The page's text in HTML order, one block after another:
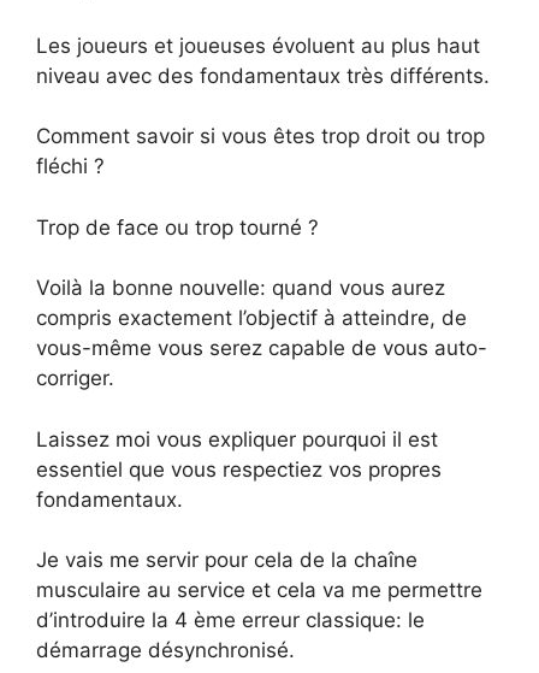
Les joueurs et joueuses évoluent au plus haut
niveau avec des fondamentaux très différents.
Comment savoir si vous êtes trop droit ou trop
fléchi ?
Trop de face ou trop tourné ?
Voilà la bonne nouvelle: quand vous aurez
compris exactement l’objectif à atteindre, de
vous-même vous serez capable de vous auto-
corriger.
Laissez moi vous expliquer pourquoi il est
essentiel que vous respectiez vos propres
fondamentaux.
Je vais me servir pour cela de la chaîne
musculaire au service et cela va me permettre
d’introduire la 4 ème erreur classique: le
démarrage désynchronisé.